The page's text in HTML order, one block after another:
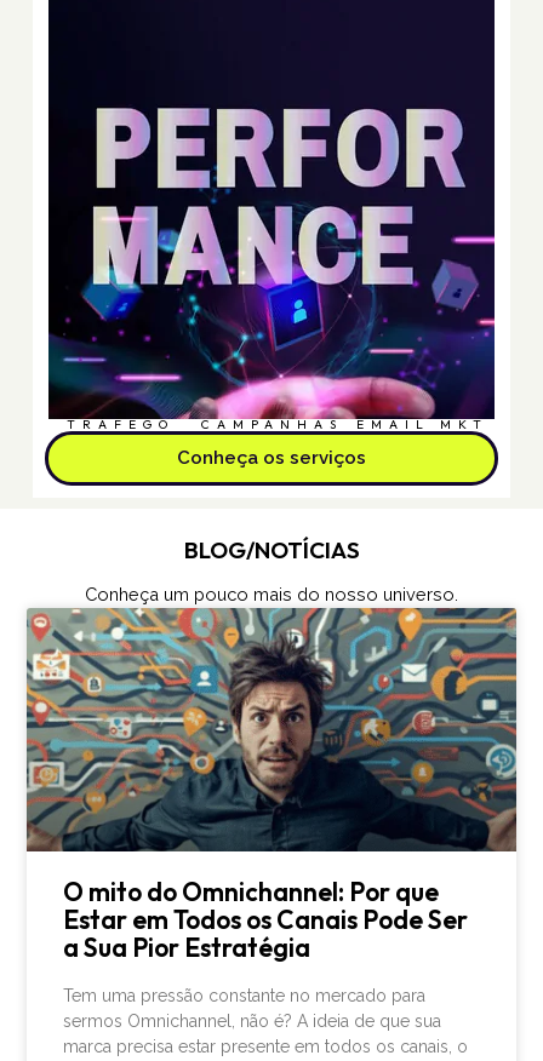
TRÁFEGO CAMPANHAS EMAIL MKT
Conheça os serviços
BLOG/NOTÍCIAS
Conheça um pouco mais do nosso universo.
O mito do Omnichannel: Por que
Estar em Todos os Canais Pode Ser
a Sua Pior Estratégia
Tem uma pressão constante no mercado para
sermos Omnichannel, não é? A ideia de que sua
marca precisa estar presente em todos os canais, o